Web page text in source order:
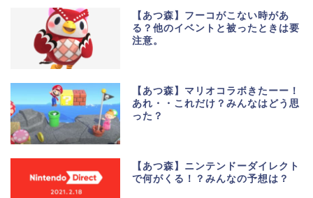
【あつ森】フーコがこない時があ
る？他のイベントと被ったときは要
注意。
【あつ森】マリオコラボきたーー！
あれ・・これだけ？みんなはどう思
った？
【あつ森】ニンテンドーダイレクト
で何がくる！？みんなの予想は？